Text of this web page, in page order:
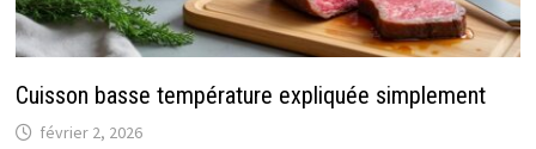
Cuisson basse température expliquée simplement
février 2, 2026